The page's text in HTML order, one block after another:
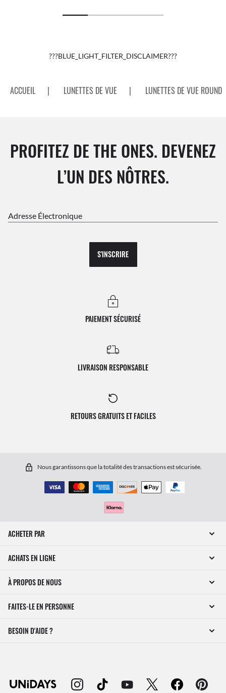
???BLUE_LIGHT_FILTER_DISCLAIMER???
ACCUEIL | LUNETTES DE VUE | LUNETTES DE VUE ROUND
PROFITEZ DE THE ONES. DEVENEZ
L’UN DES NÔTRES.
Adresse Électronique
S'INSCRIRE
PAIEMENT SÉCURISÉ
LIVRAISON RESPONSABLE
RETOURS GRATUITS ET FACILES
Nous garantissons que la totalité des transactions est sécurisée.
ACHETER PAR
ACHATS EN LIGNE
À PROPOS DE NOUS
FAITES-LE EN PERSONNE
BESOIN D'AIDE ?